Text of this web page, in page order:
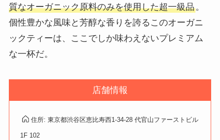
質なオーガニック原料のみを使用した超一級品。
個性豊かな風味と芳醇な香りを誇るこのオーガニ
ックティーは、ここでしか味わえないプレミアム
な一杯だ。
店舗情報
住所: 東京都渋谷区恵比寿西1-34-28 代官山ファーストビル
1F 102